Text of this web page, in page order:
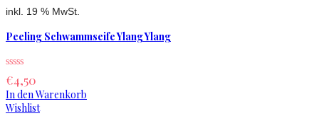
inkl. 19 % MwSt.
Peeling Schwammseife Ylang Ylang
€4,50
In den Warenkorb
Wishlist